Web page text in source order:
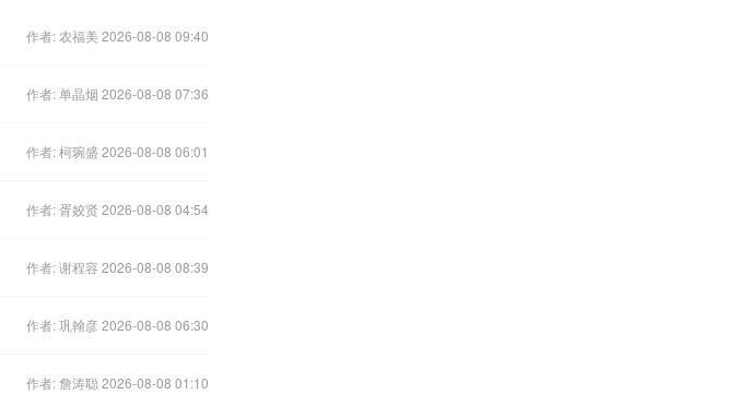
作者: 农福美 2026-08-08 09:40
作者: 单晶烟 2026-08-08 07:36
作者: 柯琬盛 2026-08-08 06:01
作者: 胥姣贤 2026-08-08 04:54
作者: 谢程容 2026-08-08 08:39
作者: 巩翰彦 2026-08-08 06:30
作者: 詹涛聪 2026-08-08 01:10